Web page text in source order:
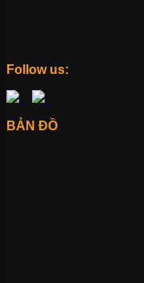
Follow us:
BẢN ĐỒ